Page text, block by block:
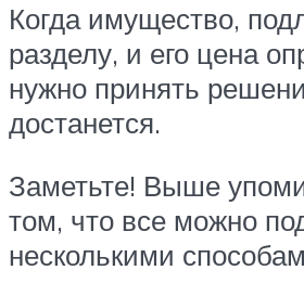
Когда имущество,
разделу, и его цена
нужно принять
достанется.
Заметьте! Выше
том, что все можно
несколькими